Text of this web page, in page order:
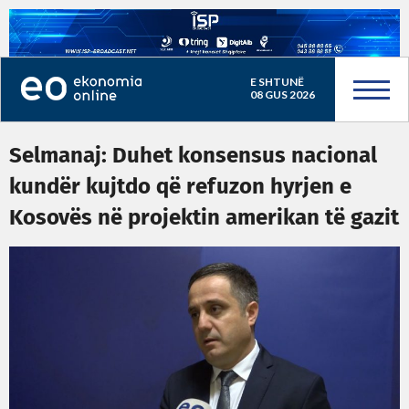
E SHTUNË
08 GUS 2026
Selmanaj: Duhet konsensus nacional
kundër kujtdo që refuzon hyrjen e
Kosovës në projektin amerikan të gazit